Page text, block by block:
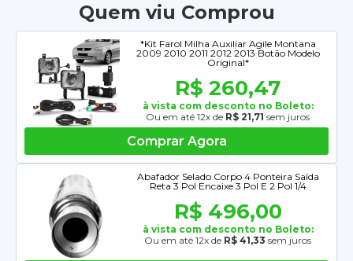
Quem viu Comprou
*Kit Farol Milha Auxiliar Agile Montana
2009 2010 2011 2012 2013 Botão Modelo
Original*
R$ 260,47
à vista com desconto no Boleto:
Ou em até 12x de R$ 21,71 sem juros
Comprar Agora
Abafador Selado Corpo 4 Ponteira Saída
Reta 3 Pol Encaixe 3 Pol E 2 Pol 1/4
R$ 496,00
à vista com desconto no Boleto:
Ou em até 12x de R$ 41,33 sem juros